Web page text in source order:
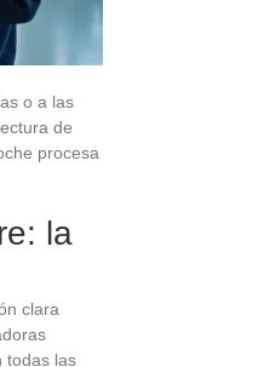
o a las
de
procesa
la
clara
todas las